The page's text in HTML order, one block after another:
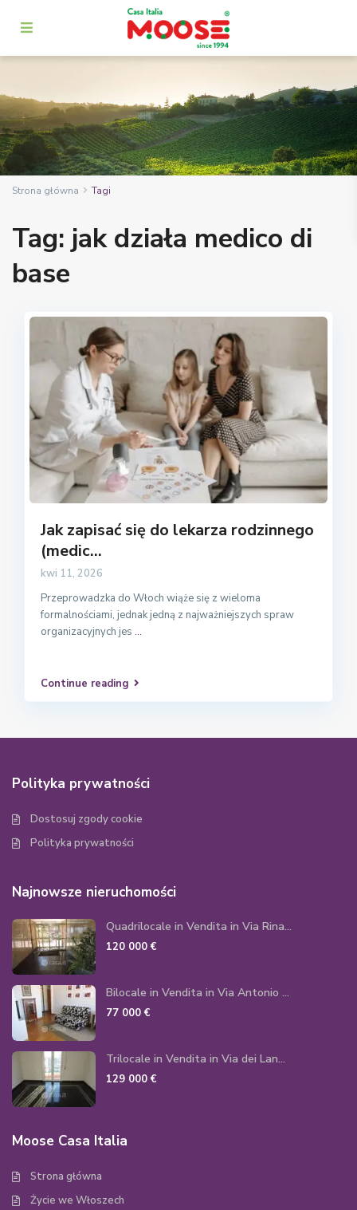
Strona główna Tagi
Tag: jak działa medico di
base
Jak zapisać się do lekarza rodzinnego
(medic...
kwi 11, 2026
Przeprowadzka do Włoch wiąże się z wieloma
formalnościami, jednak jedną z najważniejszych spraw
organizacyjnych jes ...
Continue reading
Polityka prywatności
Dostosuj zgody cookie
Polityka prywatności
Najnowsze nieruchomości
Quadrilocale in Vendita in Via Rina...
120 000 €
Bilocale in Vendita in Via Antonio ...
77 000 €
Trilocale in Vendita in Via dei Lan...
129 000 €
Moose Casa Italia
Strona główna
Życie we Włoszech